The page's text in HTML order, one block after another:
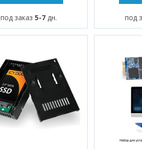
под заказ5-7 дн. под